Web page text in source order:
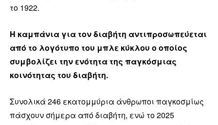
το 1922.
Η καμπάνια για τον διαβήτη αντιπροσωπεύεται
από το λογότυπο του μπλε κύκλου ο οποίος
συμβολίζει την ενότητα της παγκόσμιας
κοινότητας του διαβήτη.
Συνολικά 246 εκατομμύρια άνθρωποι παγκοσμίως
πάσχουν σήμερα από διαβήτη, ενώ το 2025